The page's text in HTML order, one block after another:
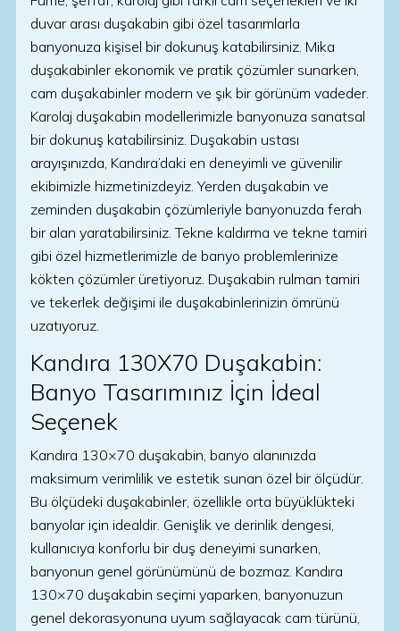
duvar arası duşakabin gibi özel tasarımlarla
banyonuza kişisel bir dokunuş katabilirsiniz. Mika
duşakabinler ekonomik ve pratik çözümler sunarken,
cam duşakabinler modern ve şık bir görünüm vadeder.
Karolaj duşakabin modellerimizle banyonuza sanatsal
bir dokunuş katabilirsiniz. Duşakabin ustası
arayışınızda, Kandıra’daki en deneyimli ve güvenilir
ekibimizle hizmetinizdeyiz. Yerden duşakabin ve
zeminden duşakabin çözümleriyle banyonuzda ferah
bir alan yaratabilirsiniz. Tekne kaldırma ve tekne tamiri
gibi özel hizmetlerimizle de banyo problemlerinize
kökten çözümler üretiyoruz. Duşakabin rulman tamiri
ve tekerlek değişimi ile duşakabinlerinizin ömrünü
uzatıyoruz.
Kandıra 130X70 Duşakabin:
Banyo Tasarımınız İçin İdeal
Seçenek
Kandıra 130×70 duşakabin, banyo alanınızda
maksimum verimlilik ve estetik sunan özel bir ölçüdür.
Bu ölçüdeki duşakabinler, özellikle orta büyüklükteki
banyolar için idealdir. Genişlik ve derinlik dengesi,
kullanıcıya konforlu bir duş deneyimi sunarken,
banyonun genel görünümünü de bozmaz. Kandıra
130×70 duşakabin seçimi yaparken, banyonuzun
genel dekorasyonuna uyum sağlayacak cam türünü,